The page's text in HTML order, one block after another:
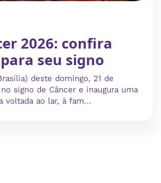
2026: confira
seu signo
deste domingo, 21 de
signo de Câncer e inaugura uma
voltada ao lar, à fam...